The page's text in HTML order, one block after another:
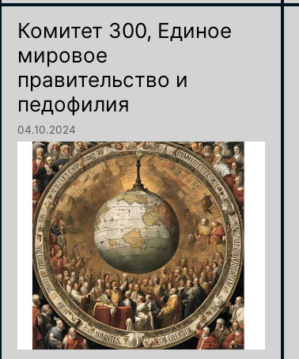
Комитет 300, Единое
мировое
правительство и
педофилия
04.10.2024